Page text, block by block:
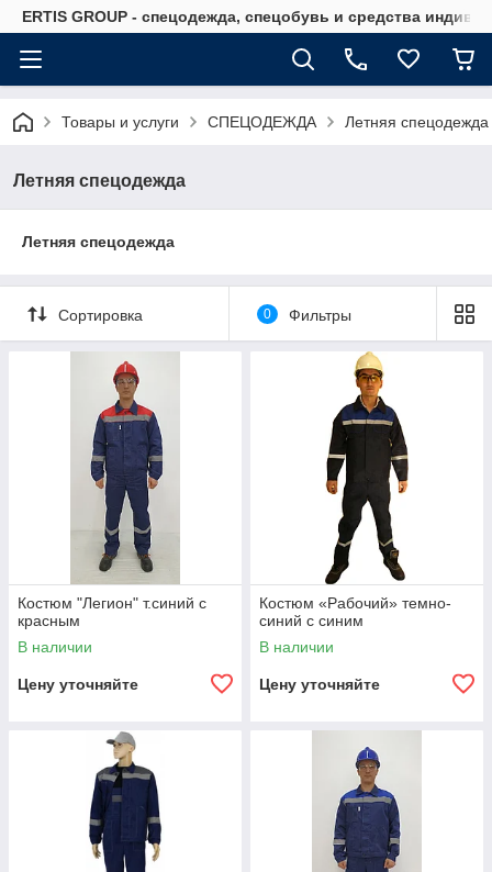
ERTIS GROUP - спецодежда, спецобувь и средства
Товары и услуги СПЕЦОДЕЖДА Летняя спецодежда
Летняя спецодежда
Летняя спецодежда
Сортировка 0 Фильтры
Костюм "Легион" т.синий с
красным
В наличии
Цену уточняйте
Костюм «Рабочий» темно-
синий с синим
В наличии
Цену уточняйте